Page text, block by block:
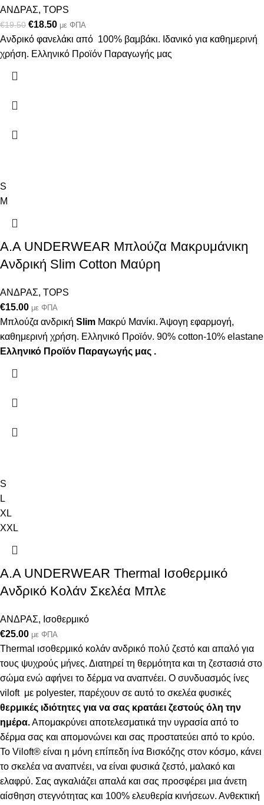
ΑΝΔΡΑΣ, TOPS
€19.50 €18.50 με ΦΠΑ
Ανδρικό φανελάκι από 100% βαμβάκι. Ιδανικό για καθημερινή
χρήση. Ελληνικό Προϊόν Παραγωγής μας
S
M
A.A UNDERWEAR Μπλούζα Μακρυμάνικη
Ανδρική Slim Cotton Μαύρη
ΑΝΔΡΑΣ, TOPS
€15.00 με ΦΠΑ
Μπλούζα ανδρική Slim Μακρύ Μανίκι. Άψογη εφαρμογή,
καθημερινή χρήση. Ελληνικό Προϊόν. 90% cotton-10% elastane
Ελληνικό Προϊόν Παραγωγής μας .
S
L
XL
XXL
Α.A UNDERWEAR Thermal Ισοθερμικό
Ανδρικό Κολάν Σκελέα Μπλε
ΑΝΔΡΑΣ, Ισοθερμικό
€25.00 με ΦΠΑ
Thermal ισοθερμικό κολάν ανδρικό πολύ ζεστό και απαλό για
τους ψυχρούς μήνες. Διατηρεί τη θερμότητα και τη ζεστασιά στο
σώμα ενώ αφήνει το δέρμα να αναπνέει. Ο συνδυασμός ίνες
viloft με polyester, παρέχουν σε αυτό το σκελέα φυσικές
θερμικές ιδιότητες για να σας κρατάει ζεστούς όλη την
ημέρα.Απομακρύνει αποτελεσματικά την υγρασία από το
δέρμα σας και απομονώνει και σας προστατεύει από το κρύο.
Το Viloft® είναι η μόνη επίπεδη ίνα Βισκόζης στον κόσμο, κάνει
το σκελέα να αναπνέει, να είναι φυσικά ζεστό, μαλακό και
ελαφρύ. Σας αγκαλιάζει απαλά και σας προσφέρει μια άνετη
αίσθηση στεγνότητας και 100% ελευθερία κινήσεων. Ανθεκτική